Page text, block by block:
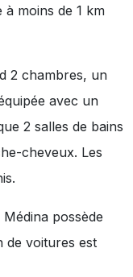
moins de 1 km
2 chambres, un
avec un
2 salles de bains
cheveux. Les
possède
de voitures est